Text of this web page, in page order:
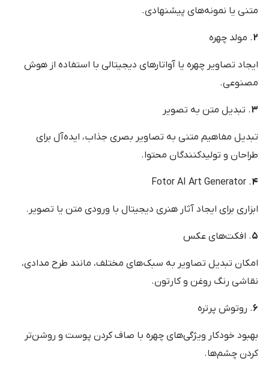
متنی یا نمونه‌های پیشنهادی.
۲. مولد چهره
ایجاد تصاویر چهره یا آواتارهای دیجیتالی با استفاده از هوش
مصنوعی.
۳. تبدیل متن به تصویر
تبدیل مفاهیم متنی به تصاویر بصری جذاب، ایده‌آل برای
طراحان و تولیدکنندگان محتوا.
۴. Fotor AI Art Generator
ابزاری برای ایجاد آثار هنری دیجیتال با ورودی متن یا تصویر.
۵. افکت‌های عکس
امکان تبدیل تصاویر به سبک‌های مختلف، مانند طرح مدادی،
نقاشی رنگ روغن و کارتون.
۶. روتوش پرتره
بهبود خودکار ویژگی‌های چهره با صاف کردن پوست و روشن‌تر
کردن چشم‌ها.